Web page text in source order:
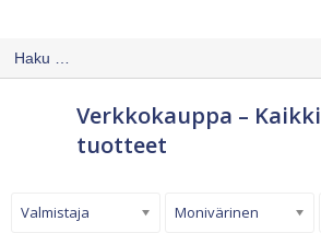
Verkkokauppa – Kaikki
tuotteet
Valmistaja Monivärinen